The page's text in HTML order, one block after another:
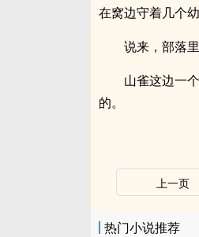
在窝边守着几个幼
说来，部落
山雀这边一
的。
上一页
热门小说推荐